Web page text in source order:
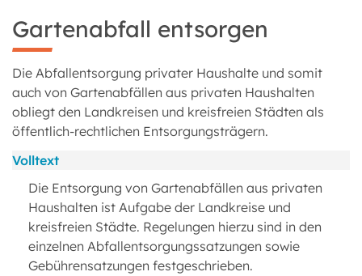
Gartenabfall entsorgen
Die Abfallentsorgung privater Haushalte und somit
auch von Gartenabfällen aus privaten Haushalten
obliegt den Landkreisen und kreisfreien Städten als
öffentlich-rechtlichen Entsorgungsträgern.
Volltext
Die Entsorgung von Gartenabfällen aus privaten
Haushalten ist Aufgabe der Landkreise und
kreisfreien Städte. Regelungen hierzu sind in den
einzelnen Abfallentsorgungssatzungen sowie
Gebührensatzungen festgeschrieben.